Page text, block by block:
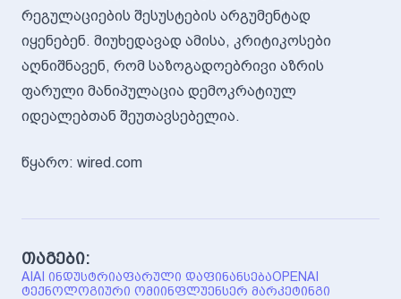
რეგულაციების შესუსტების არგუმენტად
იყენებენ. მიუხედავად ამისა, კრიტიკოსები
აღნიშნავენ, რომ საზოგადოებრივი აზრის
ფარული მანიპულაცია დემოკრატიულ
იდეალებთან შეუთავსებელია.
წყარო: wired.com
თაგები:
AI AI ᲘᲜᲓᲣᲡᲢᲠᲘᲐᲤᲐᲠᲣᲚᲘ ᲓᲐᲤᲘᲜᲐᲜᲡᲔᲑᲐOPENAI
ᲢᲔᲥᲜᲝᲚᲝᲒᲘᲣᲠᲘ ᲝᲛᲘᲘᲜᲤᲚᲣᲔᲜᲡᲔᲠ ᲛᲐᲠᲙᲔᲢᲘᲜᲒᲘ